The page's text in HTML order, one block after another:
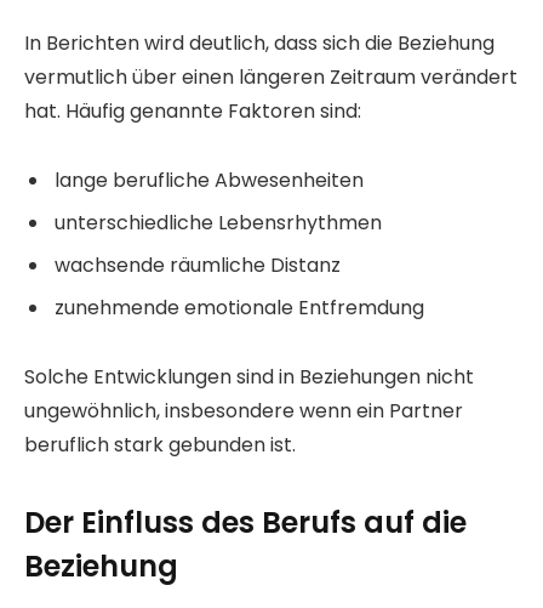
In Berichten wird deutlich, dass sich die Beziehung
vermutlich über einen längeren Zeitraum verändert
hat. Häufig genannte Faktoren sind:
lange berufliche Abwesenheiten
unterschiedliche Lebensrhythmen
wachsende räumliche Distanz
zunehmende emotionale Entfremdung
Solche Entwicklungen sind in Beziehungen nicht
ungewöhnlich, insbesondere wenn ein Partner
beruflich stark gebunden ist.
Der Einfluss des Berufs auf die
Beziehung